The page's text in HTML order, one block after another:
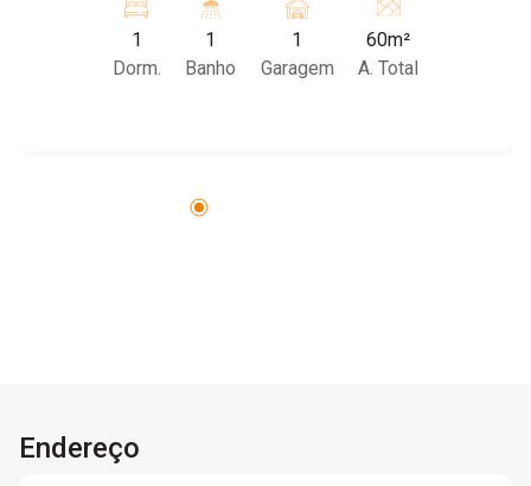
1
Dorm.
1
Banho
1
Garagem
60m²
A. Total
Endereço